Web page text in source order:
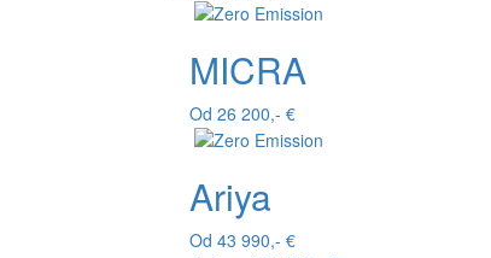
MICRA
Od 26 200,- €
Ariya
Od 43 990,- €